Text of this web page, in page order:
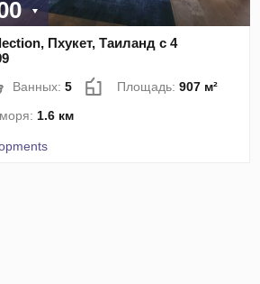
Пхукет, Таиланд с 4
Ванных:5 Площадь:907 м²
1.6 км